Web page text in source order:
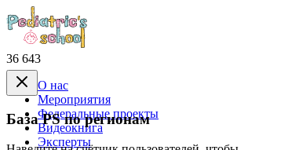
36 643
База PS по регионам
О нас
Mероприятия
Федеральные проекты
Видеокнига
Эксперты